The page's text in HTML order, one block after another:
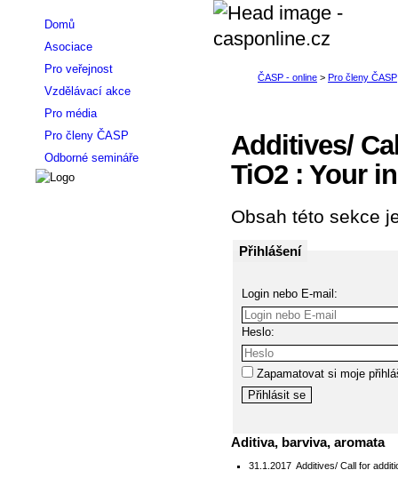
Additives/
TiO2 : Your
Obsah této sekce
Přihlášení
Login nebo E-mail:
Heslo:
Zapamatovat si moje
Aditiva, barviva, aromata
31.1.2017 Additives/ Call for
Domů
Asociace
Pro veřejnost
Vzdělávací akce
Pro média
Pro členy ČASP
Odborné semináře